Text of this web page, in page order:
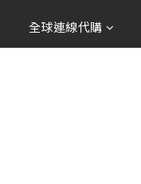
全球連線代購